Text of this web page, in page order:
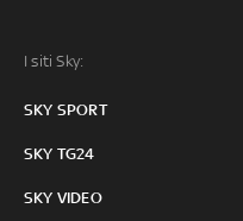
I siti Sky:
SKY SPORT
SKY TG24
SKY VIDEO